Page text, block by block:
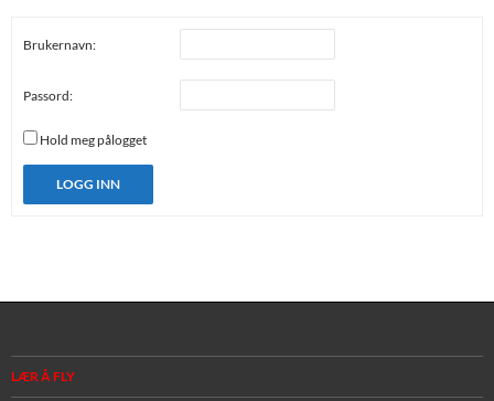
Brukernavn:
Passord:
Hold meg pålogget
LOGG INN
LÆR Å FLY